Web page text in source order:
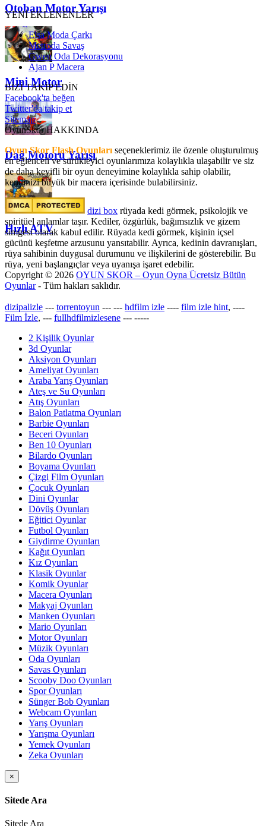
Otoban Motor Yarışı
Mini Motor
Dağ Motoru Yarışı
Hızlı ATV
YENİ EKLENENLER
Elsa Moda Çarkı
Metroda Savaş
Gwen Oda Dekorasyonu
Ajan P Macera
BİZİ TAKİP EDİN
Facebook'ta beğen
Twitter'da takip et
Sitemap
OyunSkor HAKKINDA
Oyun Skor Flash Oyunları seçeneklerimiz ile özenle oluşturulmuş
en eğlenceli ve sürükleyici oyunlarımıza kolaylıkla ulaşabilir ve siz
de daha keyifli bir oyun deneyimine kolaylıkla sahip olabilir,
kendinizi büyük bir macera içerisinde bulabilirsiniz.
dizi box rüyada kedi görmek​, psikolojik ve
spiritüel anlamlar taşır. Kediler, özgürlük, bağımsızlık ve gizem
simgesi olarak kabul edilir. Rüyada kedi görmek, kişinin içsel
gücünü keşfetme arzusunu yansıtabilir. Ayrıca, kedinin davranışları,
rüya sahibinin duygusal durumunu ve ilişkilerini de gösterebilir. Bu
rüya, yeni başlangıçlar veya uyanışa işaret edebilir.
Copyright © 2026 OYUN SKOR – Oyun Oyna Ücretsiz Bütün
Oyunlar- Tüm hakları saklıdır.
dizipalizle --- torrentoyun --- --- hdfilm izle ---- film izle hint, ----
Film İzle, --- fullhdfilmizlesene --- -----
2 Kişilik Oyunlar
3d Oyunlar
Aksiyon Oyunları
Ameliyat Oyunları
Araba Yarış Oyunları
Ateş ve Su Oyunları
Atış Oyunları
Balon Patlatma Oyunları
Barbie Oyunları
Beceri Oyunları
Ben 10 Oyunları
Bilardo Oyunları
Boyama Oyunları
Çizgi Film Oyunları
Çocuk Oyunları
Dini Oyunlar
Dövüş Oyunları
Eğitici Oyunlar
Futbol Oyunları
Giydirme Oyunları
Kağıt Oyunları
Kız Oyunları
Klasik Oyunlar
Komik Oyunlar
Macera Oyunları
Makyaj Oyunları
Manken Oyunları
Mario Oyunları
Motor Oyunları
Müzik Oyunları
Oda Oyunları
Savas Oyunları
Scooby Doo Oyunları
Spor Oyunları
Sünger Bob Oyunları
Webcam Oyunları
Yarış Oyunları
Yarışma Oyunları
Yemek Oyunları
Zeka Oyunları
×
Sitede Ara
Sitede Ara